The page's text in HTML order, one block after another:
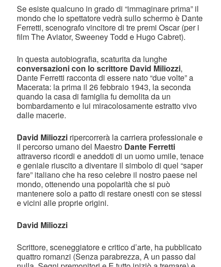
Se esiste qualcuno in grado di “immaginare prima” il
mondo che lo spettatore vedrà sullo schermo è Dante
Ferretti, scenografo vincitore di tre premi Oscar (per i
film The Aviator, Sweeney Todd e Hugo Cabret).
In questa autobiografia, scaturita da lunghe
conversazioni con lo scrittore David Miliozzi,
Dante Ferretti racconta di essere nato “due volte” a
Macerata: la prima il 26 febbraio 1943, la seconda
quando la casa di famiglia fu demolita da un
bombardamento e lui miracolosamente estratto vivo
dalle macerie.
David Miliozzi ripercorrerà la carriera professionale e
il percorso umano del Maestro Dante Ferretti
attraverso ricordi e aneddoti di un uomo umile, tenace
e geniale riuscito a diventare il simbolo di quel “saper
fare” italiano che ha reso celebre il nostro paese nel
mondo, ottenendo una popolarità che si può
mantenere solo a patto di restare onesti con se stessi
e vicini alle proprie origini.
David Miliozzi
Scrittore, sceneggiatore e critico d’arte, ha pubblicato
quattro romanzi (Senza parabrezza, A un passo dal